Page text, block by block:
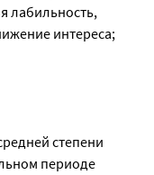
лабильность,
интереса;
степени
периоде